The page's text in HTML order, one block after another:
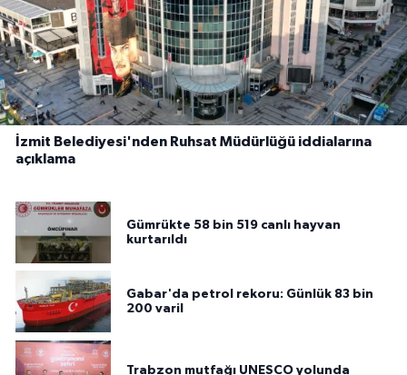
İzmit Belediyesi'nden Ruhsat Müdürlüğü iddialarına
açıklama
Gümrükte 58 bin 519 canlı hayvan
kurtarıldı
Gabar'da petrol rekoru: Günlük 83 bin
200 varil
Trabzon mutfağı UNESCO yolunda